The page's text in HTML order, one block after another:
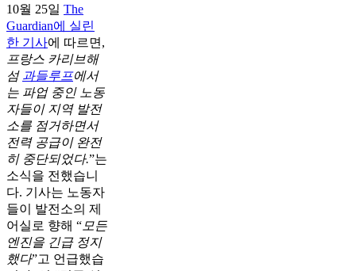
10월 25일 The
Guardian에 실린
한 기사에 따르면,
프랑스 카리브해
섬 과들루프에서
는 파업 중인 노동
자들이 지역 발전
소를 점거하면서
전력 공급이 완전
히 중단되었다.”는
소식을 전했습니
다. 기사는 노동자
들이 발전소의 제
어실로 향해 “ 모든
엔진을 긴급 정지
했다”고 언급했습